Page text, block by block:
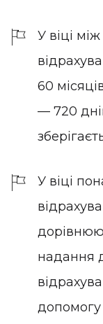
У віці
60
— 720
У віці
надання